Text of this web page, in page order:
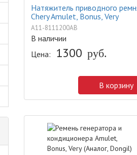
Натяжитель приводного
Chery Amulet, Bonus, Very
A11-8111200AB
В наличии
Цена:
1300 руб.
В корзину